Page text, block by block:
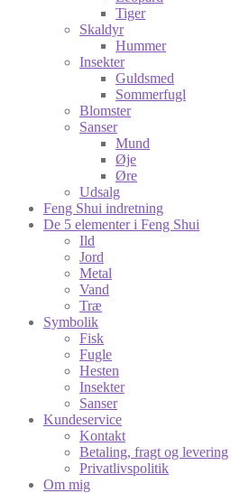
Tiger
Skaldyr
Hummer
Insekter
Guldsmed
Sommerfugl
Blomster
Sanser
Mund
Øje
Øre
Udsalg
Feng Shui indretning
De 5 elementer i Feng Shui
Ild
Jord
Metal
Vand
Træ
Symbolik
Fisk
Fugle
Hesten
Insekter
Sanser
Kundeservice
Kontakt
Betaling, fragt og levering
Privatlivspolitik
Om mig